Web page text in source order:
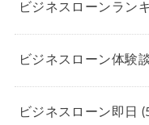
ビジネスローンラン
ビジネスローン体験
ビジネスローン即日